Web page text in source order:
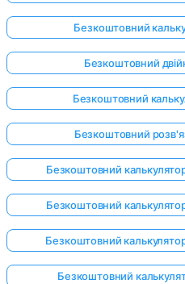
Безкоштовний
Безкоштовний
Безкоштовний
Безкоштовний
Безкоштовний
Безкоштовний
Безкоштовний калькулятор
Безкоштовний